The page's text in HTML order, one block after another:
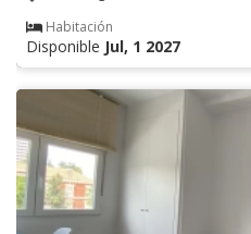
Habitación
Disponible Jul, 1 2027